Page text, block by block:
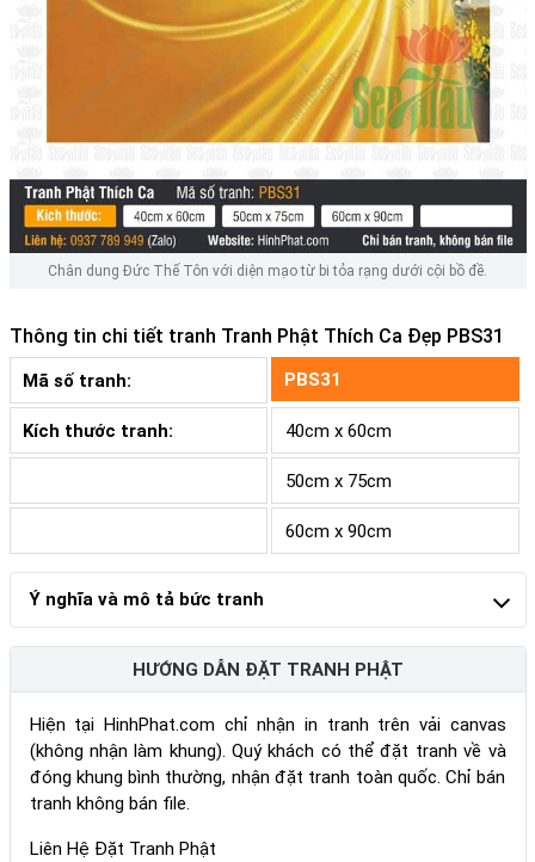
Chân dung Đức Thế Tôn với diện mạo từ bi tỏa rạng dưới cội bồ đề.
Thông tin chi tiết tranh Tranh Phật Thích Ca Đẹp PBS31
Mã số tranh: PBS31
Kích thước tranh: 40cm x 60cm
50cm x 75cm
60cm x 90cm
Ý nghĩa và mô tả bức tranh
HƯỚNG DẪN ĐẶT TRANH PHẬT
Hiện tại HinhPhat.com chỉ nhận in tranh trên vải canvas
(không nhận làm khung). Quý khách có thể đặt tranh về và
đóng khung bình thường, nhận đặt tranh toàn quốc. Chỉ bán
tranh không bán file.
Liên Hệ Đặt Tranh Phật